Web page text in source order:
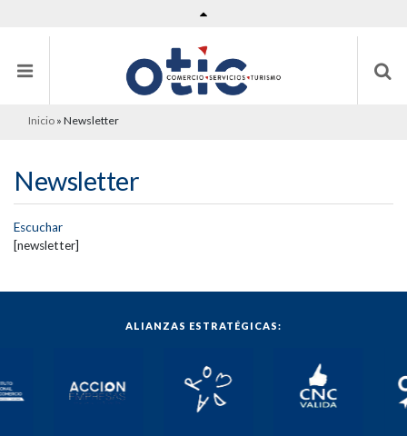
Inicio » Newsletter
Newsletter
Escuchar
[newsletter]
ALIANZAS ESTRATÉGICAS: